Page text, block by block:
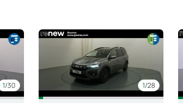
1/30 1/28